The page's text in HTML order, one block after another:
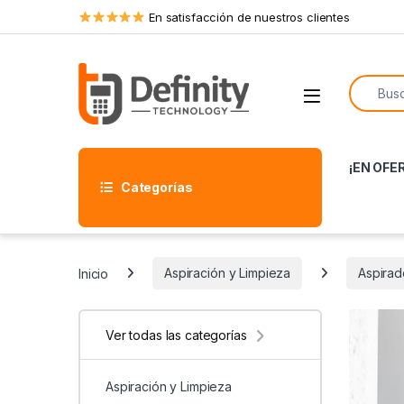
Skip to navigation
Skip to content En satisfacción de nuestros clientes
Open
Search
Categorías
¡EN
Inicio Aspiración y Limpieza
Ver todas las categorías
Aspiración y Limpieza